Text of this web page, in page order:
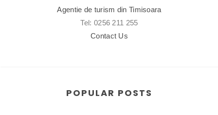
Agentie de turism din Timisoara
Tel: 0256 211 255
Contact Us
POPULAR POSTS